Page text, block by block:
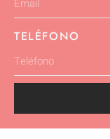
TELÉFONO